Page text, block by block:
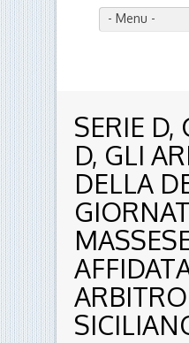
- Menu -
SERIE D,
D, GLI
DELLA
ARBITRO